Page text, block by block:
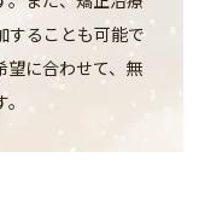
することも可能で
望に合わせて、無